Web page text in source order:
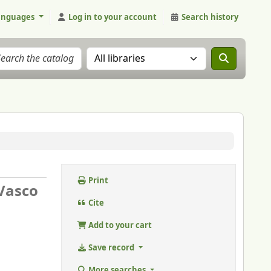
Log in to your account Search history
Search the catalog in:
Print
Cite
Add to your cart
Save record